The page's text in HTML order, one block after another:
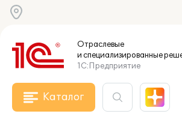
Отраслевые
и специализированные
1С:Предприятие
Каталог